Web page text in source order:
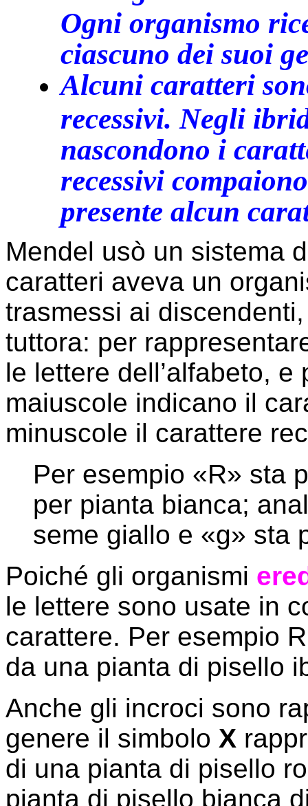
Ogni organismo
ciascuno dei suoi
Alcuni caratteri
recessivi. Negli
nascondono i
recessivi
presente alcun
Mendel usò un sistema
caratteri aveva un
trasmessi ai
tuttora: per
le lettere dell’alfabeto,
maiuscole indicano il
minuscole il carattere
Per esempio «R» sta
per pianta bianca;
seme giallo e «g» sta
Poiché gli organismi
le lettere sono usate in
carattere. Per esempio
da una pianta di pisello
Anche gli incroci sono
genere il simbolo X
di una pianta di pisello
pianta di pisello bianca